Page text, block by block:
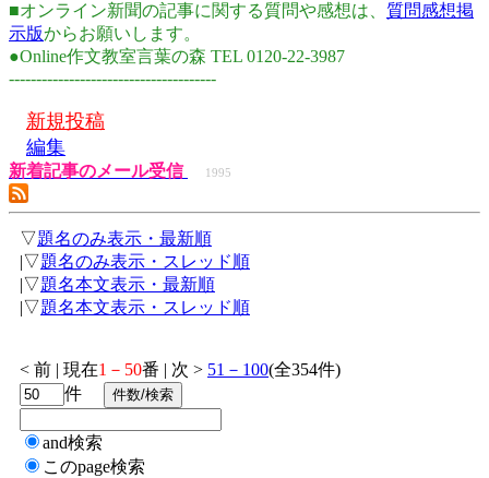
■オンライン新聞の記事に関する質問や感想は、 質問感想掲
示版からお願いします。
●Online作文教室言葉の森 TEL 0120-22-3987
--------------------------------------
新規投稿
編集
新着記事のメール受信 1995
▽題名のみ表示・最新順
|▽題名のみ表示・スレッド順
|▽題名本文表示・最新順
|▽題名本文表示・スレッド順
< 前 | 現在1－50番 | 次 > 51－100(全354件)
件
and検索
このpage検索